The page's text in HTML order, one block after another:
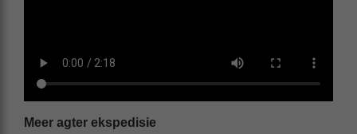
Meer agter ekspedisie